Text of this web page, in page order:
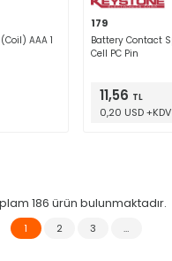
AAA 1
179
Battery Contact
Cell PC Pin
11,56 TL
0,20 USD +KDV
186 ürün bulunmaktadır.
1 2 3 …